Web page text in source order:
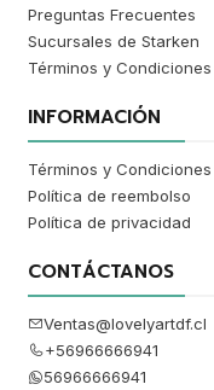
Preguntas Frecuentes
Sucursales de Starken
Términos y Condiciones
INFORMACIÓN
Términos y Condiciones
Política de reembolso
Política de privacidad
CONTÁCTANOS
Ventas@lovelyartdf.cl
+56966666941
56966666941